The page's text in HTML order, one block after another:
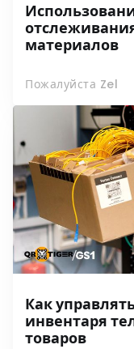
материалов
Пожалуйста Zel
Как
инвентаря
товаров